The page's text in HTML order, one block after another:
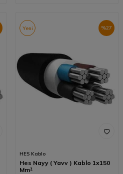
%27
Yeni
HES Kablo
Hes Nayy ( Yavv ) Kablo 1x150
Mm²